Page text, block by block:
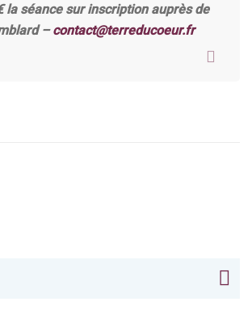
la séance sur inscription auprès de
–contact@terreducoeur.fr